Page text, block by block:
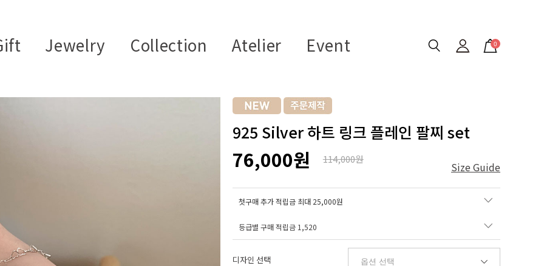
Jewelry Collection Atelier Event 0
925 Silver 하트 링크 플레인 팔찌 set
76,000원 114,000원
Size Guide
첫구매 추가 적립금 최대 25,000원
등급별 구매 적립금 1,520
디자인 선택